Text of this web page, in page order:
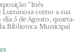
“Inês
Luminosa como a sua
5 de Agosto, quarta-
Biblioteca Municipal